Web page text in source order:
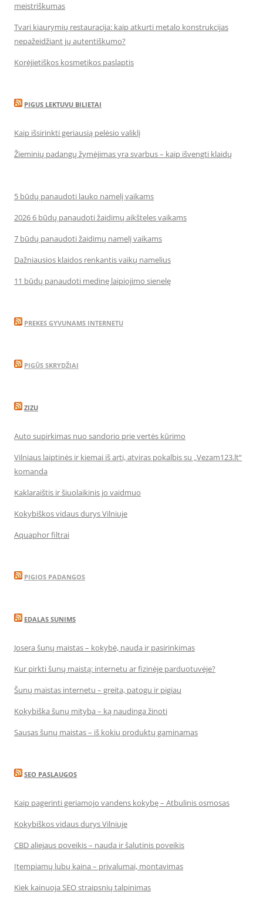
meistriškumas
Tvari kiaurymių restauracija: kaip atkurti metalo konstrukcijas
nepažeidžiant jų autentiškumo?
Korėjietiškos kosmetikos paslaptis
PIGUS LEKTUVU BILIETAI
Kaip išsirinkti geriausią pelėsio valiklį
Žieminių padangų žymėjimas yra svarbus – kaip išvengti klaidų
5 būdų panaudoti lauko namelį vaikams
2026 6 būdų panaudoti žaidimų aikšteles vaikams
7 būdų panaudoti žaidimų namelį vaikams
Dažniausios klaidos renkantis vaikų namelius
11 būdų panaudoti medinę laipiojimo sienelę
PREKES GYVUNAMS INTERNETU
PIGŪS SKRYDŽIAI
ZIZU
Auto supirkimas nuo sandorio prie vertės kūrimo
Vilniaus laiptinės ir kiemai iš arti, atviras pokalbis su „Vezam123.lt“
komanda
Kaklaraištis ir šiuolaikinis jo vaidmuo
Kokybiškos vidaus durys Vilniuje
Aquaphor filtrai
PIGIOS PADANGOS
EDALAS SUNIMS
Josera šunų maistas – kokybė, nauda ir pasirinkimas
Kur pirkti šunų maistą: internetu ar fizinėje parduotuvėje?
Šunų maistas internetu – greita, patogu ir pigiau
Kokybiška šunų mityba – ką naudinga žinoti
Sausas šunų maistas – iš kokių produktų gaminamas
SEO PASLAUGOS
Kaip pagerinti geriamojo vandens kokybę – Atbulinis osmosas
Kokybiškos vidaus durys Vilniuje
CBD aliejaus poveikis – nauda ir šalutinis poveikis
Įtempiamų lubų kaina – privalumai, montavimas
Kiek kainuoja SEO straipsnių talpinimas